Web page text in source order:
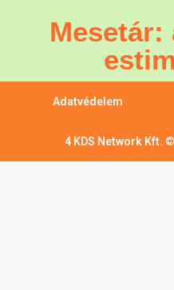
Mesetár:
Adatvédelem
4 KDS Network Kft.